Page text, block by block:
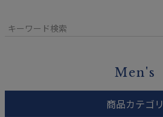
Men's
商品カテゴリ